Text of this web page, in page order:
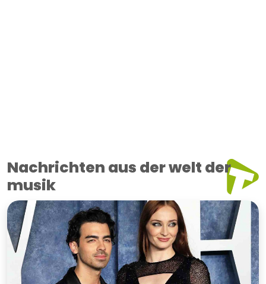
Nachrichten aus der welt der
musik